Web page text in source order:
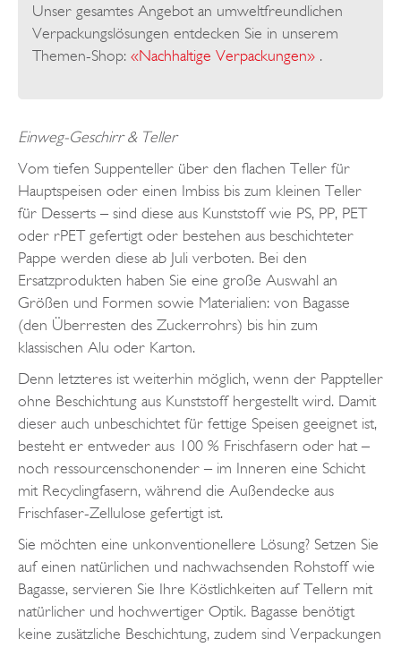
Unser gesamtes Angebot an umweltfreundlichen
Verpackungslösungen entdecken Sie in unserem
Themen-Shop: «Nachhaltige Verpackungen» .
Einweg-Geschirr & Teller
Vom tiefen Suppenteller über den flachen Teller für
Hauptspeisen oder einen Imbiss bis zum kleinen Teller
für Desserts – sind diese aus Kunststoff wie PS, PP, PET
oder rPET gefertigt oder bestehen aus beschichteter
Pappe werden diese ab Juli verboten. Bei den
Ersatzprodukten haben Sie eine große Auswahl an
Größen und Formen sowie Materialien: von Bagasse
(den Überresten des Zuckerrohrs) bis hin zum
klassischen Alu oder Karton.
Denn letzteres ist weiterhin möglich, wenn der Pappteller
ohne Beschichtung aus Kunststoff hergestellt wird. Damit
dieser auch unbeschichtet für fettige Speisen geeignet ist,
besteht er entweder aus 100 % Frischfasern oder hat –
noch ressourcenschonender – im Inneren eine Schicht
mit Recyclingfasern, während die Außendecke aus
Frischfaser-Zellulose gefertigt ist.
Sie möchten eine unkonventionellere Lösung? Setzen Sie
auf einen natürlichen und nachwachsenden Rohstoff wie
Bagasse, servieren Sie Ihre Köstlichkeiten auf Tellern mit
natürlicher und hochwertiger Optik. Bagasse benötigt
keine zusätzliche Beschichtung, zudem sind Verpackungen